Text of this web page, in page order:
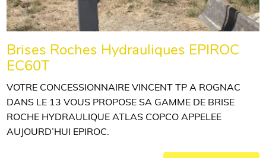
Brises Roches Hydrauliques EPIROC
EC60T
VOTRE CONCESSIONNAIRE VINCENT TP A ROGNAC
DANS LE 13 VOUS PROPOSE SA GAMME DE BRISE
ROCHE HYDRAULIQUE ATLAS COPCO APPELEE
AUJOURD’HUI EPIROC.